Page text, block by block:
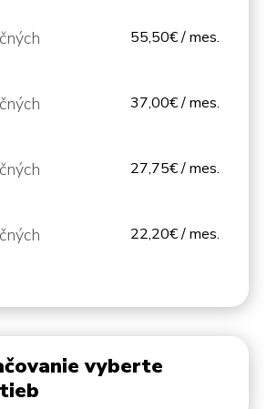
55,50€ / mes.
37,00€ / mes.
27,75€ / mes.
22,20€ / mes.
vyberte